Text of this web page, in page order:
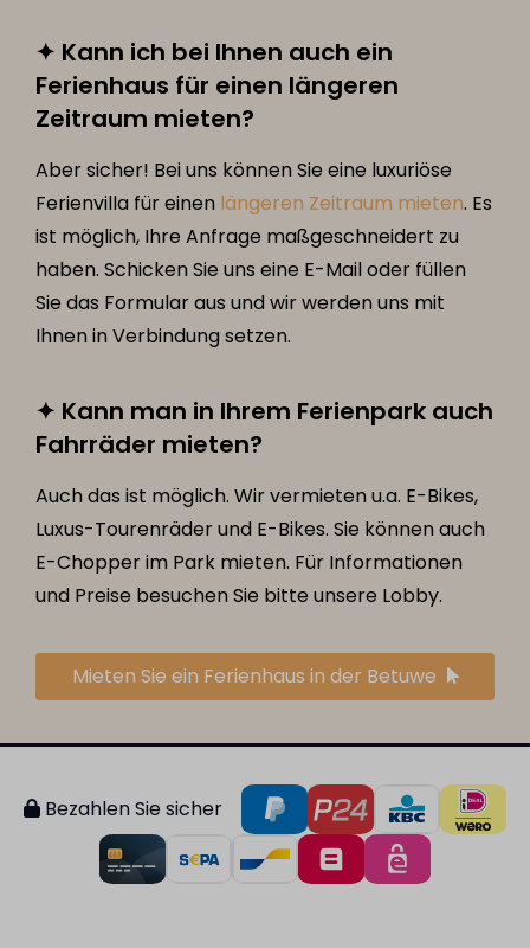
✦ Kann ich bei Ihnen auch ein
Ferienhaus für einen längeren
Zeitraum mieten?
Aber sicher! Bei uns können Sie eine luxuriöse
Ferienvilla für einen längeren Zeitraum mieten. Es
ist möglich, Ihre Anfrage maßgeschneidert zu
haben. Schicken Sie uns eine E-Mail oder füllen
Sie das Formular aus und wir werden uns mit
Ihnen in Verbindung setzen.
✦ Kann man in Ihrem Ferienpark auch
Fahrräder mieten?
Auch das ist möglich. Wir vermieten u.a. E-Bikes,
Luxus-Tourenräder und E-Bikes. Sie können auch
E-Chopper im Park mieten. Für Informationen
und Preise besuchen Sie bitte unsere Lobby.
Mieten Sie ein Ferienhaus in der Betuwe
Bezahlen Sie sicher